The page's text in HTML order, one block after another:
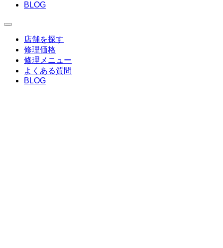
BLOG
店舗を探す
修理価格
修理メニュー
よくある質問
BLOG